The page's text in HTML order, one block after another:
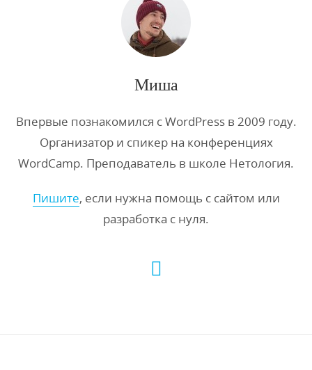
Миша
Впервые познакомился с WordPress в 2009 году.
Организатор и спикер на конференциях
WordCamp. Преподаватель в школе Нетология.
Пишите, если нужна помощь с сайтом или
разработка с нуля.